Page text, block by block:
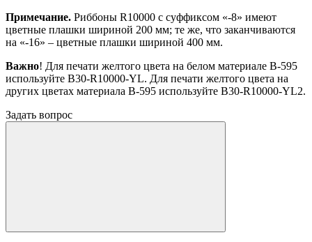
Примечание. Риббоны R10000 с суффиксом «-8» имеют
цветные плашки шириной 200 мм; те же, что заканчиваются
на «-16» – цветные плашки шириной 400 мм.
Важно! Для печати желтого цвета на белом материале B-595
используйте B30-R10000-YL. Для печати желтого цвета на
других цветах материала B-595 используйте B30-R10000-YL2.
Задать вопрос